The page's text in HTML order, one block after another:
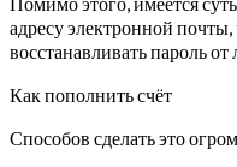
адресу электронной
восстанавливать пароль
Как пополнить счёт
Способов сделать это